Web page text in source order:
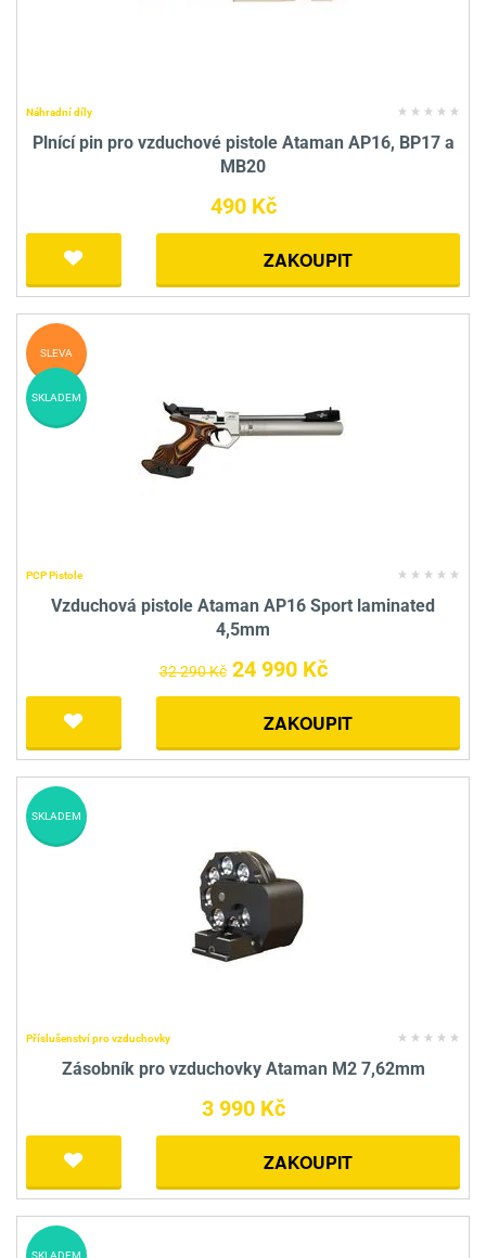
Náhradní díly
Plnící pin pro vzduchové pistole Ataman AP16, BP17 a
MB20
490 Kč
ZAKOUPIT
PCP Pistole
Vzduchová pistole Ataman AP16 Sport laminated
4,5mm
32 290 Kč 24 990 Kč
ZAKOUPIT
SLEVA
SKLADEM
Příslušenství pro vzduchovky
Zásobník pro vzduchovky Ataman M2 7,62mm
3 990 Kč
ZAKOUPIT
SKLADEM
SKLADEM